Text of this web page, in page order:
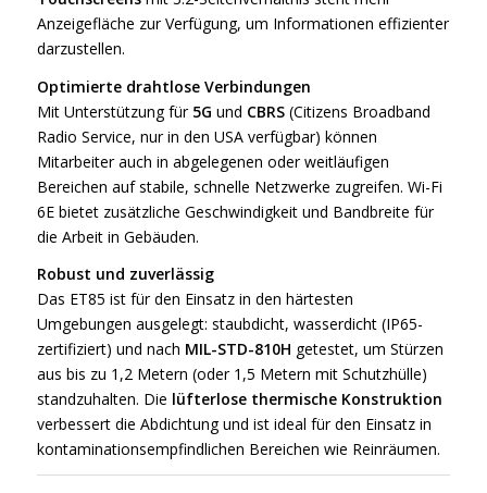
Anzeigefläche zur Verfügung, um Informationen effizienter
darzustellen.
Optimierte drahtlose Verbindungen
Mit Unterstützung für 5G und CBRS(Citizens Broadband
Radio Service, nur in den USA verfügbar) können
Mitarbeiter auch in abgelegenen oder weitläufigen
Bereichen auf stabile, schnelle Netzwerke zugreifen. Wi-Fi
6E bietet zusätzliche Geschwindigkeit und Bandbreite für
die Arbeit in Gebäuden.
Robust und zuverlässig
Das ET85 ist für den Einsatz in den härtesten
Umgebungen ausgelegt: staubdicht, wasserdicht (IP65-
zertifiziert) und nach MIL-STD-810H getestet, um Stürzen
aus bis zu 1,2 Metern (oder 1,5 Metern mit Schutzhülle)
standzuhalten. Die lüfterlose thermische Konstruktion
verbessert die Abdichtung und ist ideal für den Einsatz in
kontaminationsempfindlichen Bereichen wie Reinräumen.